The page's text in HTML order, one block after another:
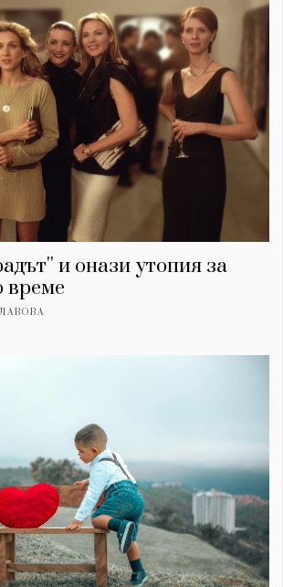
и онази утопия за
време
ЗА НАС
Условия за
ползване
За нас
Реклама
Политика за